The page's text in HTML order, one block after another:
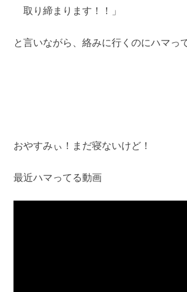
取り締まります！！」
と言いながら、絡みに行くのにハマっ
おやすみぃ！まだ寝ないけど！
最近ハマってる動画